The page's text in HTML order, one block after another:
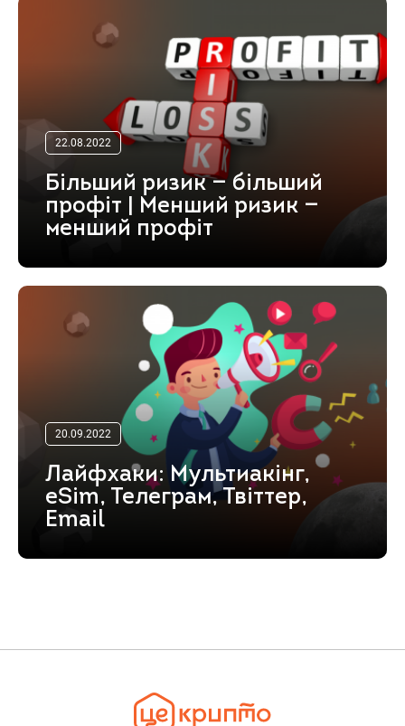
22.08.2022
Більший ризик — більший
профіт | Менший ризик —
менший профіт
20.09.2022
Лайфхаки: Мультиакінг,
eSim, Телеграм, Твіттер,
Email